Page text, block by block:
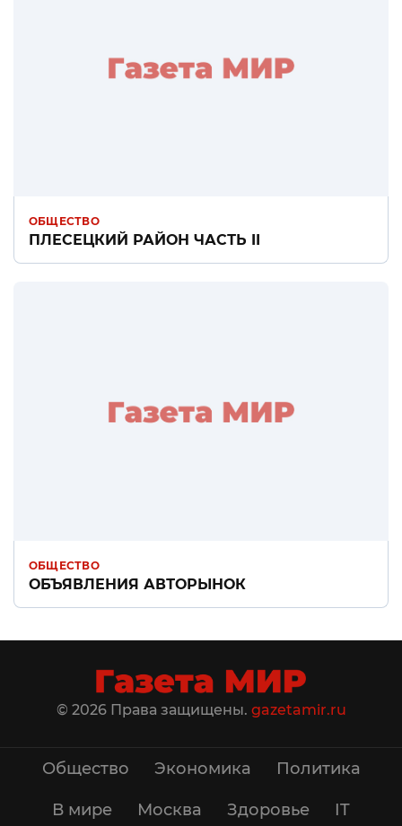
ОБЩЕСТВО
ПЛЕСЕЦКИЙ РАЙОН ЧАСТЬ II
ОБЩЕСТВО
ОБЪЯВЛЕНИЯ АВТОРЫНОК
© 2026 Права защищены. gazetamir.ru
Общество Экономика Политика
В мире Москва Здоровье IT